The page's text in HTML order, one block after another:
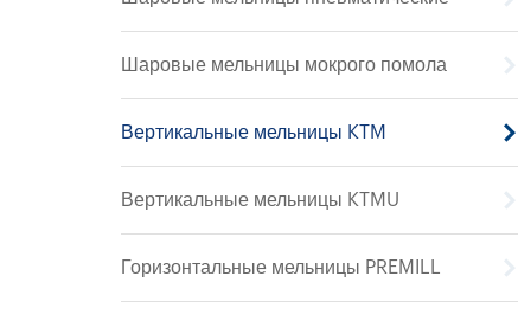
Шаровые мельницы мокрого помола
Вертикальные мельницы KTM
Вертикальные мельницы KTMU
Горизонтальные мельницы PREMILL